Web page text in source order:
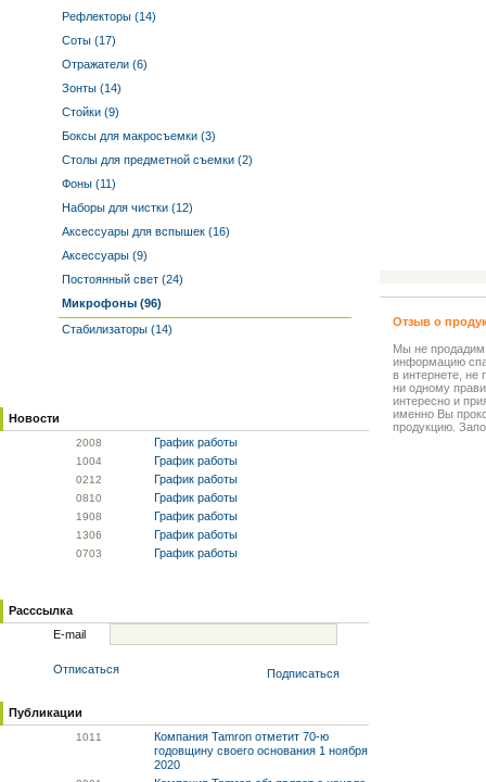
Рефлекторы (14)
Соты (17)
Отражатели (6)
Зонты (14)
Стойки (9)
Боксы для макросъемки (3)
Столы для предметной съемки (2)
Фоны (11)
Наборы для чистки (12)
Аксессуары для вспышек (16)
Аксессуары (9)
Постоянный свет (24)
Микрофоны (96)
Стабилизаторы (14)
Новости
2008 График работы
1004 График работы
0212 График работы
0810 График работы
1908 График работы
1306 График работы
0703 График работы
Расссылка
E-mail
Отписаться Подписаться
Публикации
1011
Компания Tamron отметит 70-ю
годовщину своего основания 1 ноября
2020
Отзыв о
Мы не
информацию
в интернете, не
ни одному
интересно и
именно Вы
продукцию.